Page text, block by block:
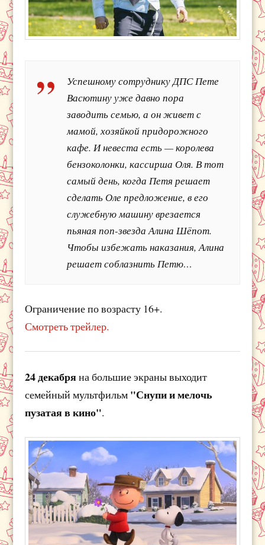
Успешному сотруднику ДПС Пете
Васютину уже давно пора
заводить семью, а он живет с
мамой, хозяйкой придорожного
кафе. И невеста есть — королева
бензоколонки, кассирша Оля. В тот
самый день, когда Петя решает
сделать Оле предложение, в его
служебную машину врезается
пьяная поп-звезда Алина Шёпот.
Чтобы избежать наказания, Алина
решает соблазнить Петю…
Ограничение по возрасту 16+.
Смотреть трейлер.
24 декабряна большие экраны выходит
семейный мультфильм "Снупи и мелочь
пузатая в кино".